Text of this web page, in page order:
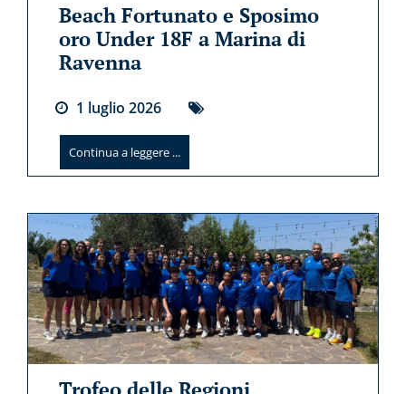
Beach Fortunato e Sposimo
oro Under 18F a Marina di
Ravenna
1 luglio 2026
Continua a leggere ...